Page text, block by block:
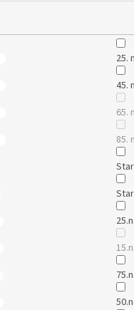
25.
45.
65.
85.